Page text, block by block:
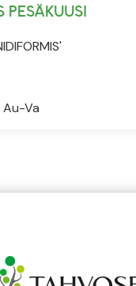
PESÄKUUSI
Au-Va